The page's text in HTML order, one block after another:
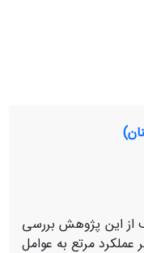
از این پژوهش بررسی
عملکرد مرتع به عوامل